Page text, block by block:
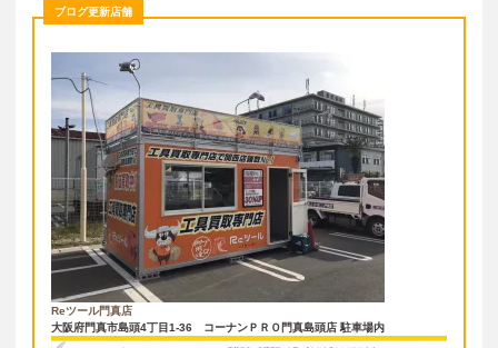
ブログ更新店舗
Reツール門真店
大阪府門真市島頭4丁目1-36
コーナンＰＲＯ門真島頭店 駐車場内